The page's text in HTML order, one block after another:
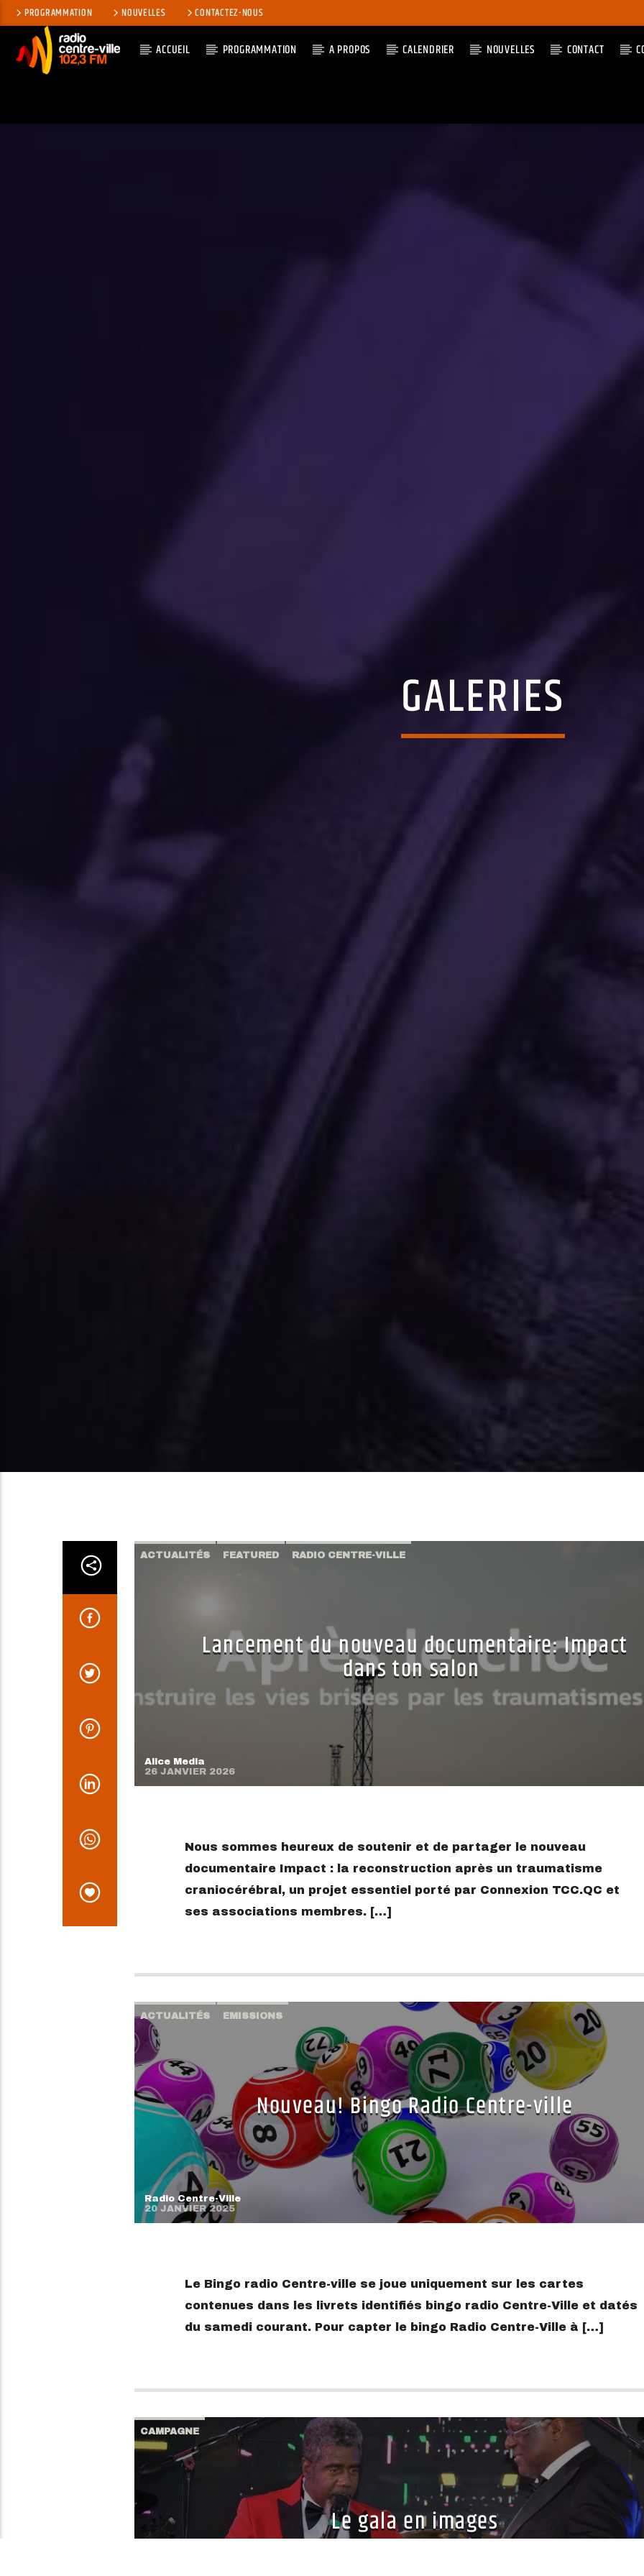
PROGRAMMATION NOUVELLES CONTACTEZ-NOUS
ACCUEIL PROGRAMMATION A PROPOS CALENDRIER NOUVELLES CONTACT
GALERIES
ACTUALITÉS FEATURED RADIO CENTRE-VILLE
Lancement du nouveau documentaire: Impact
dans ton salon
Alice Media
26 JANVIER 2026
Nous sommes heureux de soutenir et de partager le nouveau
documentaire Impact : la reconstruction après un traumatisme
craniocérébral, un projet essentiel porté par Connexion TCC.QC et
ses associations membres. […]
ACTUALITÉS EMISSIONS
Nouveau! Bingo Radio Centre-ville
Radio Centre-Ville
20 JANVIER 2025
Le Bingo radio Centre-ville se joue uniquement sur les cartes
contenues dans les livrets identifiés bingo radio Centre-Ville et datés
du samedi courant. Pour capter le bingo Radio Centre-Ville à […]
CAMPAGNE
Le gala en images